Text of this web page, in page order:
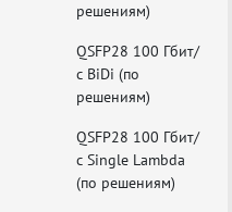
решениям)
QSFP28 100 Гбит/
с BiDi (по
решениям)
QSFP28 100 Гбит/
с Single Lambda
(по решениям)